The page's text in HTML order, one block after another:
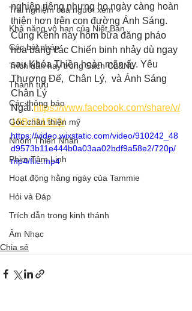
Trải nghiệm của người xem
Khả năng vô hạn của Niết Bàn
Các bài pháp
Trích dẫn hay trong Sách CL&NL
Thành tựu
Các thông báo
Góc chân thiện mỹ
Nhóm Thiên Nhãn
Phim Tâm Linh
Hoạt động hằng ngày của Tammie
Hỏi và Đáp
Trích dẫn trong kinh thánh
Âm Nhạc
nghiệp riêng nhưng họ ngày càng hoàn
thiện hơn trên con đường Ánh Sáng.
Cũng Kênh này hôm bữa đăng pháo
hoa bằng các Chiến binh nhảy dù ngay
sau Khóa Thiền hoàn mãn ấy. Yêu
Thượng Đế,  Chân Lý,  và Ánh Sáng
Chân Lý
Ngài.https://www.facebook.com/share/v/
18BrJk1533/
https://video.wixstatic.com/video/910242_48
d9573b11e444b0a03aa02bdf9a58e2/720p/
mp4/file.mp4
Chia sẻ